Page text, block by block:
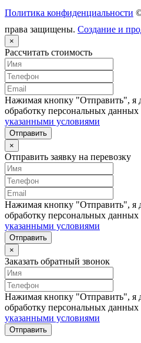
Политика конфиденциальности
права защищены. Создание и
×
Рассчитать стоимость
Нажимая кнопку "Отправить", я
обработку персональных данных
указанными условиями
Отправить
×
Отправить заявку на перевозку
Нажимая кнопку "Отправить", я
обработку персональных данных
указанными условиями
Отправить
×
Заказать обратный звонок
Нажимая кнопку "Отправить", я
обработку персональных данных
указанными условиями
Отправить